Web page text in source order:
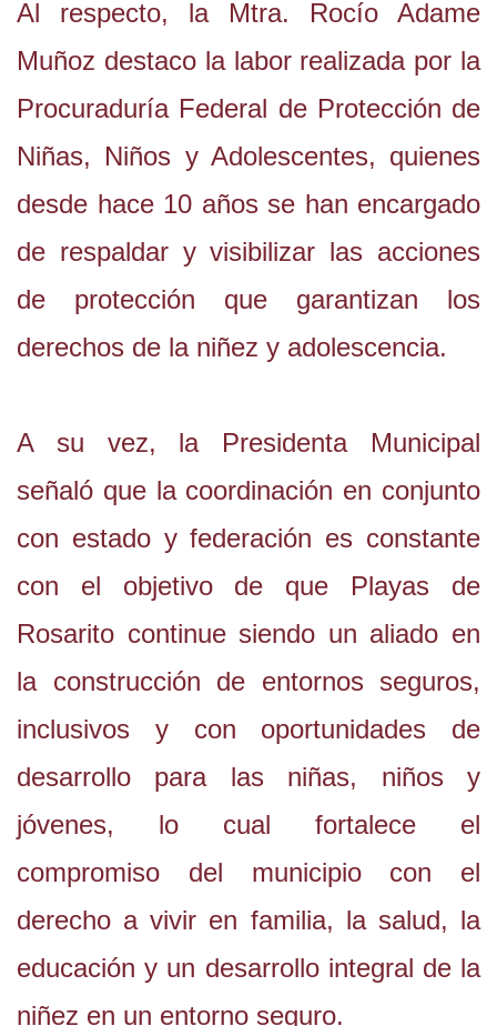
Al respecto, la Mtra. Rocío Adame
Muñoz destaco la labor realizada por la
Procuraduría Federal de Protección de
Niñas, Niños y Adolescentes, quienes
desde hace 10 años se han encargado
de respaldar y visibilizar las acciones
de protección que garantizan los
derechos de la niñez y adolescencia.
A su vez, la Presidenta Municipal
señaló que la coordinación en conjunto
con estado y federación es constante
con el objetivo de que Playas de
Rosarito continue siendo un aliado en
la construcción de entornos seguros,
inclusivos y con oportunidades de
desarrollo para las niñas, niños y
jóvenes, lo cual fortalece el
compromiso del municipio con el
derecho a vivir en familia, la salud, la
educación y un desarrollo integral de la
niñez en un entorno seguro.